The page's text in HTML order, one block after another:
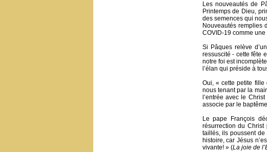
Les nouveautés de
Printemps de Dieu,
des semences qui
Nouveautés remplies
COVID-19 comme
Si Pâques relève
ressuscité - cette fête
notre foi est
l’élan qui préside à
Oui, « cette petite fille
nous tenant par la
l’entrée avec le
associe par le
Le pape François
résurrection du
taillés, ils poussent
histoire, car Jésus
vivante! » (La joie de